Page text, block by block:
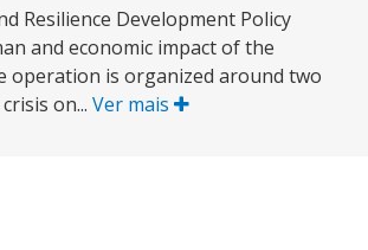
Resilience Development Policy
and economic impact of the
operation is organized around two
on... Ver mais